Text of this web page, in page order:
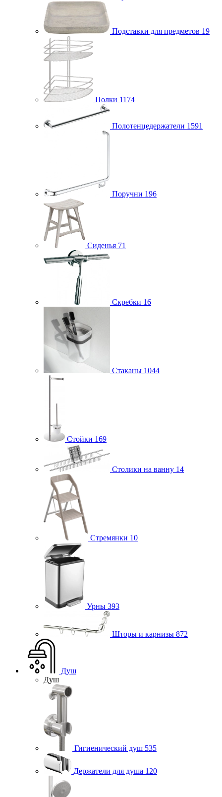
Подставки для предметов 19
Полки 1174
Полотенцедержатели 1591
Поручни 196
Сиденья 71
Скребки 16
Стаканы 1044
Стойки 169
Столики на ванну 14
Стремянки 10
Урны 393
Шторы и карнизы 872
Душ
Душ
Гигиенический душ 535
Держатели для душа 120